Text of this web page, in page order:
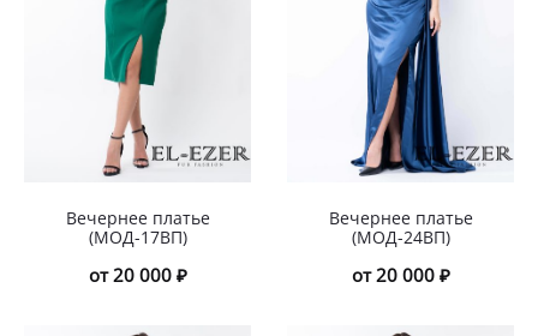
Вечернее платье
(МОД-17ВП)
от 20 000 ₽
Вечернее платье
(МОД-24ВП)
от 20 000 ₽